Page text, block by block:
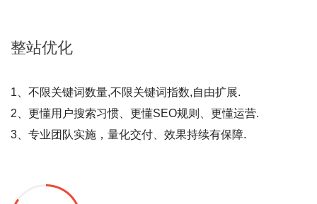
整站优化
1、不限关键词数量,不限关键词指数,自由扩展.
2、更懂用户搜索习惯、更懂SEO规则、更懂运营.
3、专业团队实施，量化交付、效果持续有保障.